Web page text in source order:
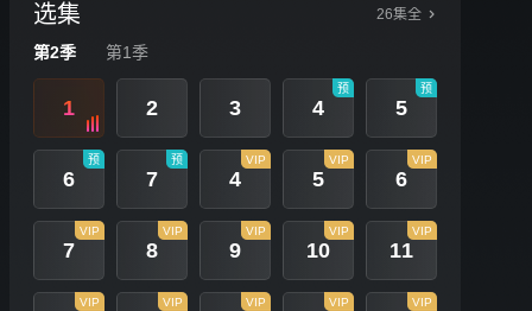
选集 26集全
第2季 第1季
1 2 3 4
预
5
预
6
预
7
预
4
VIP
5
VIP
6
VIP
7
VIP
8
VIP
9
VIP
10
VIP
11
VIP
VIP VIP VIP VIP VIP